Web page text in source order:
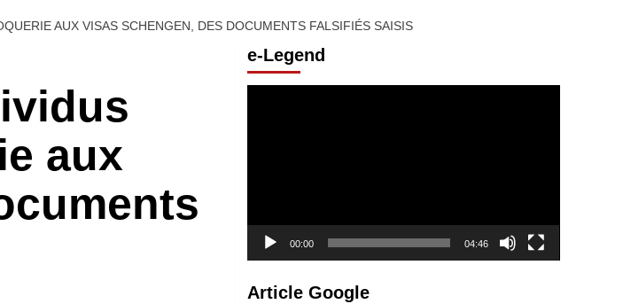
AUX VISAS SCHENGEN, DES DOCUMENTS FALSIFIÉS SAISIS
aux
e-Legend
00:00 04:46
Article Google